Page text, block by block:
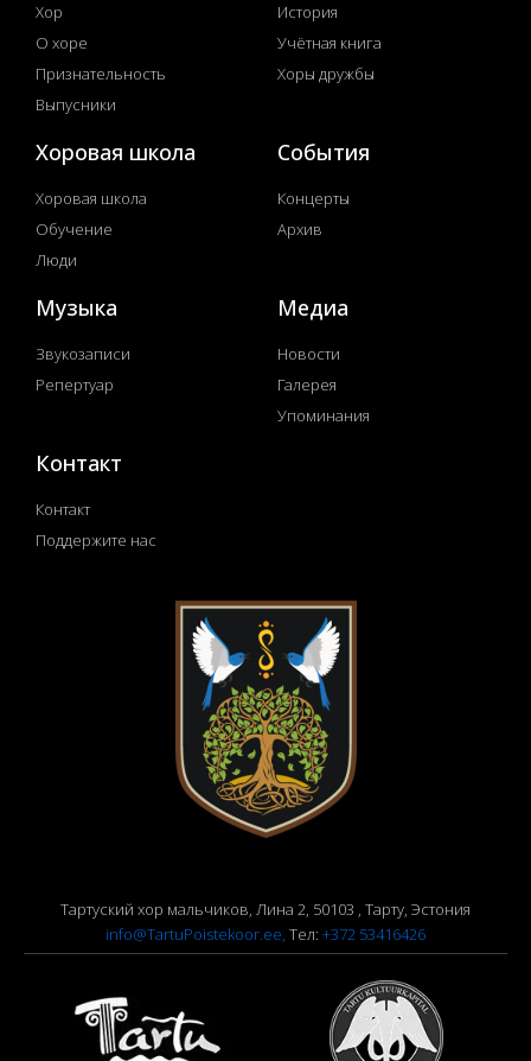
Хор
О хоре
Признательность
Выпусники
История
Учётная книга
Хоры дружбы
Хоровая школа
Хоровая школа
Обучение
Люди
События
Концерты
Архив
Музыка
Звукозаписи
Репертуар
Медиа
Новости
Галерея
Упоминания
Контакт
Контакт
Поддержите нас
Тартуский хор мальчиков, Лина 2, 50103 , Тарту, Эстония
info@TartuPoistekoor.ee, Тел: +372 53416426